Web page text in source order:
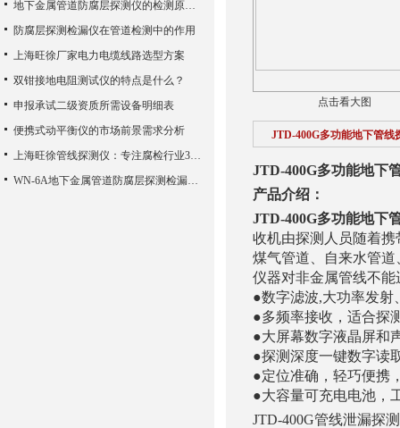
点击看大图
JTD-400G多功能地下管线
JTD-400G多功能地下
产品介绍：
JTD-400G多功能地下
收机由探测人员随着
煤气管道、自来水管
仪器对非金属管线不能
●数字滤波,大功率发射
●多频率接收，适合探
●大屏幕数字液晶屏和
●探测深度一键数字读
●定位准确，轻巧便携
●大容量可充电电池，
JTD-400G管线泄漏探
地下金属管道防腐层探测仪的检测原理及方法
防腐层探测检漏仪在管道检测中的作用
上海旺徐厂家电力电缆线路选型方案
双钳接地电阻测试仪的特点是什么？
申报承试二级资质所需设备明细表
便携式动平衡仪的市场前景需求分析
上海旺徐管线探测仪：专注腐检行业30年
WN-6A地下金属管道防腐层探测检漏仪的一些原理方法体验检查报告